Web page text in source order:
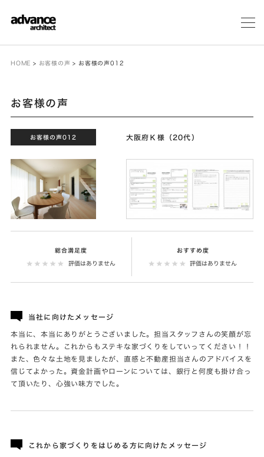
メ
HOME > お客様の声 > お客様の声012
お客様の声
お客様の声012 大阪府Ｋ様（20代）
総合満足度
評価はありません
おすすめ度
評価はありません
当社に向けたメッセージ
本当に、本当にありがとうございました。担当スタッフさんの笑顔が忘
れられません。これからもステキな家づくりをしていってください！！
また、色々な土地を見ましたが、直感と不動産担当さんのアドバイスを
信じてよかった。資金計画やローンについては、銀行と何度も掛け合っ
て頂いたり、心強い味方でした。
これから家づくりをはじめる方に向けたメッセージ